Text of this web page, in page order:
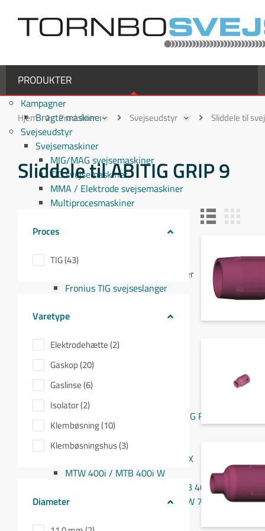
PRODUKTER
Kampagner
Brugte maskiner
Svejseudstyr
Svejsemaskiner
MIG/MAG svejsemaskiner
TIG svejsemaskiner
MMA / Elektrode svejsemaskiner
Multiprocesmaskiner
Binzel svejseslanger
Fronius svejseslanger
Fronius MIG/MAG svejseslanger
Fronius TIG svejseslanger
Sliddele Fronius
MTG 2500S
MTG 250i / MTB 250i G
MTG 320i / MTB 320i G
MTB 200i / MTB 330i G
MTG 360i G
MTG 400i / 400i G / MTB 360i G FLEX
MTG 550i / MTB 550i G
MTW 250i / MTB 250i W
MTB 330i W / MTB 200i G FLEX
MTW 400i / MTB 400i W
MTW 500i / MTB 500i W / MTB 400i W FLEX
MTW 700i / MTB 700i W / MTW 750i
Hjem Produkter Svejseudstyr Sliddele til
Sliddele til ABITIG GRIP 9
Proces
TIG (43)
Varetype
Elektrodehætte (2)
Gaskop (20)
Gaslinse (6)
Isolator (2)
Klembøsning (10)
Klembøsningshus (3)
Diameter